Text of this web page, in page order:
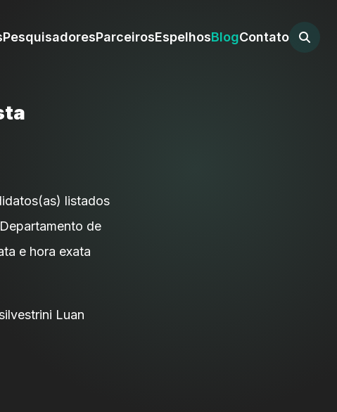
PesquisadoresParceirosEspelhosBlogContato
listados
de
e hora exata
Luan